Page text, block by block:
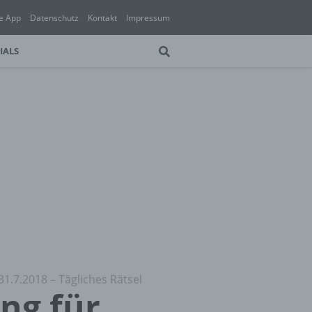
App Datenschutz Kontakt Impressum
– Tägliches Rätsel